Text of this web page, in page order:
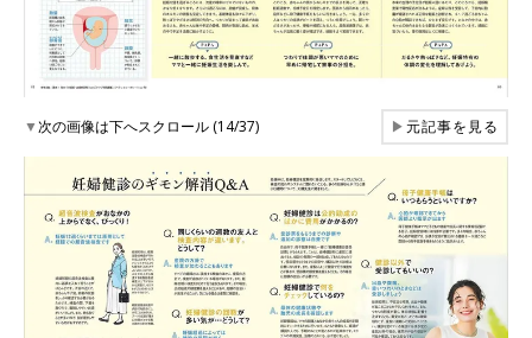
▼次の画像は下へスクロール (14/37) ▶元記事を見る